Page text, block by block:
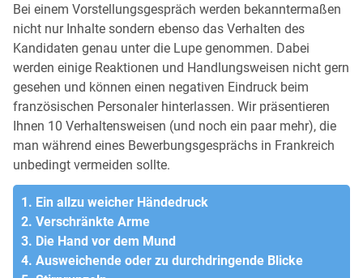
Bei einem Vorstellungsgespräch werden bekanntermaßen
nicht nur Inhalte sondern ebenso das Verhalten des
Kandidaten genau unter die Lupe genommen. Dabei
werden einige Reaktionen und Handlungsweisen nicht gern
gesehen und können einen negativen Eindruck beim
französischen Personaler hinterlassen. Wir präsentieren
Ihnen 10 Verhaltensweisen (und noch ein paar mehr), die
man während eines Bewerbungsgesprächs in Frankreich
unbedingt vermeiden sollte.
1. Ein allzu weicher Händedruck
2. Verschränkte Arme
3. Die Hand vor dem Mund
4. Ausweichende oder zu durchdringende Blicke